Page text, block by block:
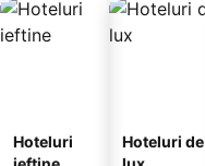
Hoteluri
Hoteluri de